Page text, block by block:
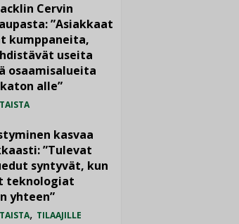
Cervin
”Asiakkaat
kumppaneita,
useita
osaamisalueita
alle”
kasvaa
”Tulevat
syntyvät, kun
teknologiat
yhteen”
, TILAAJILLE